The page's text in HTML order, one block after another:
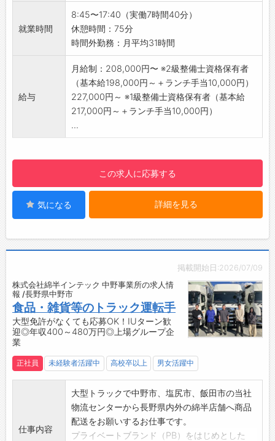
・新車の納車前点検
・故障診断（テスター診断）
・故障車両の修理、部品交換
・エンジンやトランスミッションの交換、オー
バーホールなどの重整備
◎業務に慣れてきたら、修理業務をお任せしま
す！
【働きやすい環境♪】
当するため、整備に集中できる環境です。
ンに掲げ、労災・事故等を起こさない取り組み
に力を入れています！
・半年に1回、各拠点ごとに管理者との面談を実
施。日々の悩みやキャリアの相談がしやすく、
安心して働ける職場環境です。
・日野自動車グループによるメーカー研修・教
端技術を学べるチャンスあり！
・現場でのOJTに加え、社内勉強会や社内研修
も随時実施♪
【資格取得支援制度あり！】
が半額負担します。
・スキルアップを会社全体でバックアップする
体制です！
【おすすめポイント】
◆日野グループに準じた高待遇！
・経営基盤が安定している日野グループ水準の
就業時間
8:45〜17:40（実働7時間40分）
休憩時間：75分
時間外勤務：月平均31時間
給与
月給制：208,000円〜 ※2級整備士資格保有者
（基本給198,000円～＋ランチ手当10,000円）
227,000円～ ※1級整備士資格保有者（基本給
217,000円～＋ランチ手当10,000円）
...
この求人に応募する
気になる 詳細を見る
掲載開始日:2026/07/09
株式会社綿半インテック 中野事業所の求人情
報 /長野県中野市
食品・雑貨等のトラック運転手
大型免許がなくても応募OK！IUターン歓
迎◎年収400～480万円◎上場グループ企
業
正社員 未経験者活躍中 高校卒以上 男女活躍中
仕事内容
大型トラックで中野市、塩尻市、飯田市の当社
物流センターから長野県内外の綿半店舗へ商品
配送をお願いするお仕事です。
プライベートブランド（PB）をはじめとした